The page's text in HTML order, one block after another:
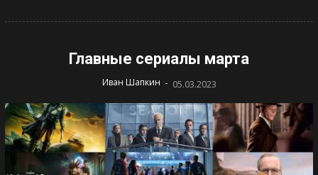
Главные сериалы марта
Иван Шапкин - 05.03.2023